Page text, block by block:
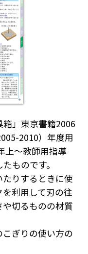
」東京書籍2006
2010）年度用
上～教師用指導
ものです。
りするときに使
利用して刃の往
切るものの材質
ぎりの使い方の